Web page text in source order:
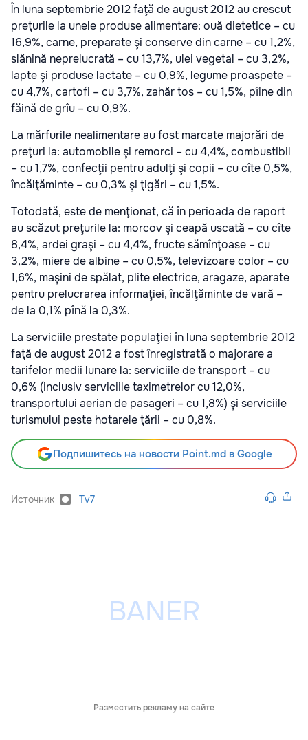
În luna septembrie 2012 faţă de august 2012 au crescut
preţurile la unele produse alimentare: ouă dietetice – cu
16,9%, carne, preparate şi conserve din carne – cu 1,2%,
slănină neprelucrată – cu 13,7%, ulei vegetal – cu 3,2%,
lapte şi produse lactate – cu 0,9%, legume proaspete –
cu 4,7%, cartofi – cu 3,7%, zahăr tos – cu 1,5%, pîine din
făină de grîu – cu 0,9%.
La mărfurile nealimentare au fost marcate majorări de
preţuri la: automobile şi remorci – cu 4,4%, combustibil
– cu 1,7%, confecţii pentru adulţi şi copii – cu cîte 0,5%,
încălţăminte – cu 0,3% şi ţigări – cu 1,5%.
Totodată, este de menţionat, că în perioada de raport
au scăzut preţurile la: morcov şi ceapă uscată – cu cîte
8,4%, ardei graşi – cu 4,4%, fructe sămînţoase – cu
3,2%, miere de albine – cu 0,5%, televizoare color – cu
1,6%, maşini de spălat, plite electrice, aragaze, aparate
pentru prelucrarea informaţiei, încălţăminte de vară –
de la 0,1% pînă la 0,3%.
La serviciile prestate populaţiei în luna septembrie 2012
faţă de august 2012 a fost înregistrată o majorare a
tarifelor medii lunare la: serviciile de transport – cu
0,6% (inclusiv serviciile taximetrelor cu 12,0%,
transportului aerian de pasageri – cu 1,8%) şi serviciile
turismului peste hotarele ţării – cu 0,8%.
Подпишитесь на новости Point.md в Google
Источник Tv7
Разместить рекламу на сайте